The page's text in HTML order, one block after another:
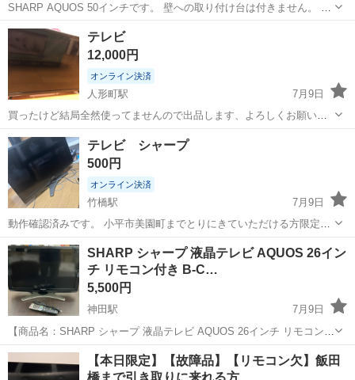
SHARP AQUOS 50インチです。 壁への取り付け台は付きません。 画
像のように画面中央に物をぶつけてしまい、映らない状態です。 両
脇の画像と音は出ます。 リモコンお付けします。 近くであればお届け
します。
東京 千代田区 竹橋駅
テレビ
12,000円
オンライン決済
人形町駅
7月9日
買ったけど結局全然使ってませんので出品します、よろしくお願いし
ます オンライン決済や配送も可能なので、気軽にご相談ください 種
東京 千代田区 人形町駅 テレビ
テレビ シャープ
500円
オンライン決済
竹橋駅
7月9日
動作確認済みです。 小平市美園町までとりにきていただける方限定で
す東京 千代田区 テレビ シャープ
SHARP シャープ 液晶テレビ AQUOS 26イン
チ リモコン付き B-C…
5,500円
神田駅
7月9日
【商品名：SHARP シャープ 液晶テレビ AQUOS 26インチ リモコン付
き B-CASカード不足 LC-26E8 2011年製 通電確認済 】 ■ 商品詳細・
スペック 【メーカー】 SHARP 【型番】 LC...
東京 千代田区 神田駅 テレビ
【本日限定】【故障品】【リモコン欠】飯田
橋まで引き取りに来れる方